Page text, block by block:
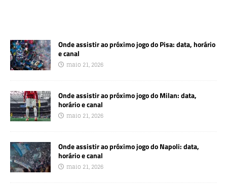
Onde assistir ao próximo jogo do Pisa: data, horário
e canal
maio 21, 2026
Onde assistir ao próximo jogo do Milan: data,
horário e canal
maio 21, 2026
Onde assistir ao próximo jogo do Napoli: data,
horário e canal
maio 21, 2026